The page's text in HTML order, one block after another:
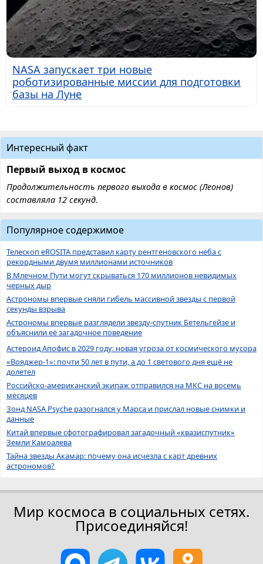
NASA запускает три новые
роботизированные миссии для подготовки
базы на Луне
Интересный факт
Первый выход в космос
Продолжительность первого выхода в космос (Леонов)
составляла 12 секунд.
Популярное содержимое
Телескоп eROSITA представил карту рентгеновского неба с
рекордными двумя миллионами источников
В Млечном Пути могут скрываться 170 миллионов невидимых
черных дыр
Астрономы впервые сняли гибель массивной звезды с первой
секунды взрыва
Астрономы впервые разглядели звезду-спутник Бетельгейзе и
объяснили её загадочное поведение
Астероид Апофис в 2029 году: новая угроза от космического мусора
«Вояджер-1»: почти 50 лет в пути, а до 1 светового дня ещё не
долетел
Российско-американский экипаж отправился на МКС на восемь
месяцев
Зонд NASA Psyche разогнался у Марса и прислал новые снимки и
данные
Китай впервые сфотографировал загадочный «квазиспутник»
Земли Камоалева
Тайна звезды Акамар: почему она исчезла с карт древних
астрономов?
Мир космоса в социальных сетях.
Присоединяйся!